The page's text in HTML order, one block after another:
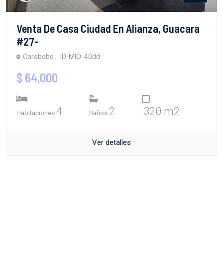
Venta De Casa Ciudad En Alianza, Guacara
#27-
Carabobo ID-MIO: 40dd
$ 64,000
Habitaciones 4 Baños 2 320 m2
Ver detalles